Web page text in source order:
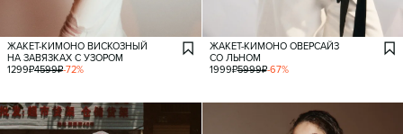
ЖАКЕТ-КИМОНО ВИСКОЗНЫЙ
НА ЗАВЯЗКАХ С УЗОРОМ
1299₽4599₽-72%
ЖАКЕТ-КИМОНО ОВЕРСАЙЗ
СО ЛЬНОМ
1999₽5999₽-67%